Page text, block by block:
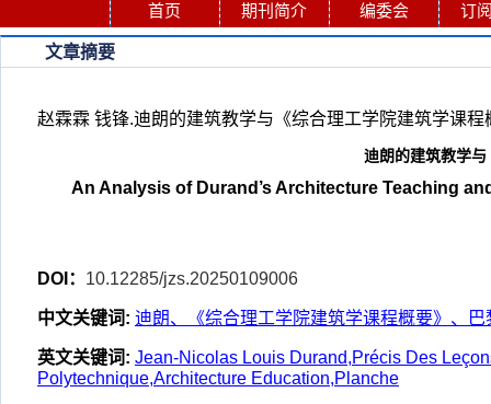
首页 期刊简介 编委会 订
文章摘要
赵霖霖 钱锋.迪朗的建筑教学与《综合理工学院建筑学课
迪朗的建筑教学
An Analysis of Durand’s Architecture Teaching
DOI： 10.12285/jzs.20250109006
中文关键词: 迪朗、《综合理工学院建筑学课程概要》、
英文关键词: Jean-Nicolas Louis Durand,Précis Des
Polytechnique,Architecture Education,Planche